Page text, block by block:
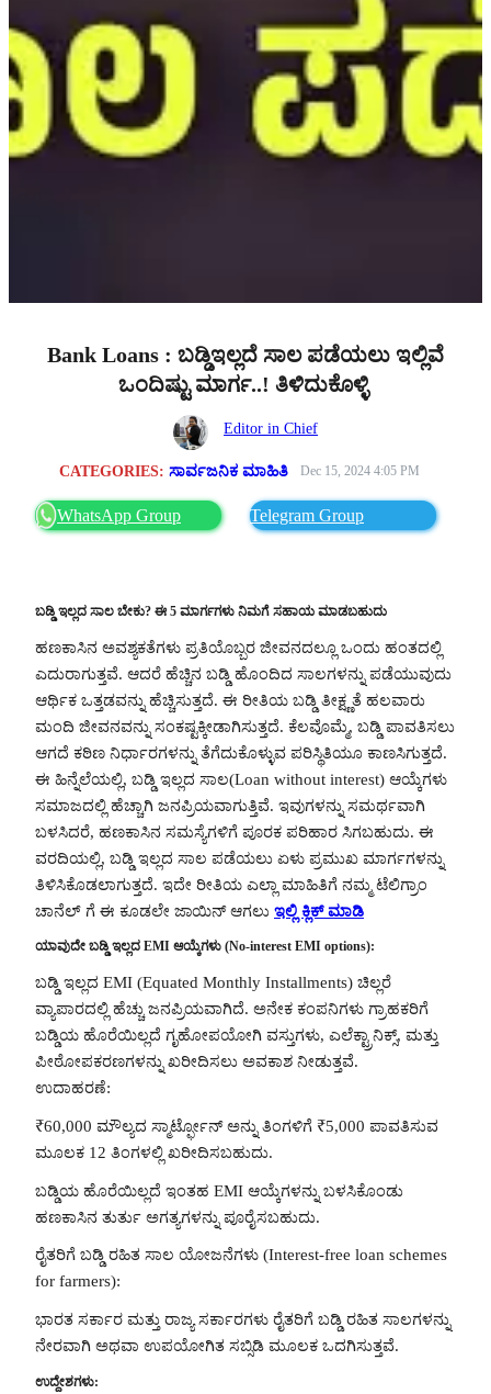
Bank Loans : ಬಡ್ಡಿಇಲ್ಲದೆ ಸಾಲ ಪಡೆಯಲು ಇಲ್ಲಿವೆ
ಒಂದಿಷ್ಟು ಮಾರ್ಗ..! ತಿಳಿದುಕೊಳ್ಳಿ
Editor in Chief
CATEGORIES:ಸಾರ್ವಜನಿಕ ಮಾಹಿತಿ Dec 15, 2024 4:05 PM
WhatsApp Group Telegram Group
ಬಡ್ಡಿ ಇಲ್ಲದ ಸಾಲ ಬೇಕು? ಈ 5 ಮಾರ್ಗಗಳು ನಿಮಗೆ ಸಹಾಯ ಮಾಡಬಹುದು
ಹಣಕಾಸಿನ ಅವಶ್ಯಕತೆಗಳು ಪ್ರತಿಯೊಬ್ಬರ ಜೀವನದಲ್ಲೂ ಒಂದು ಹಂತದಲ್ಲಿ
ಎದುರಾಗುತ್ತವೆ. ಆದರೆ ಹೆಚ್ಚಿನ ಬಡ್ಡಿ ಹೊಂದಿದ ಸಾಲಗಳನ್ನು ಪಡೆಯುವುದು
ಆರ್ಥಿಕ ಒತ್ತಡವನ್ನು ಹೆಚ್ಚಿಸುತ್ತದೆ. ಈ ರೀತಿಯ ಬಡ್ಡಿ ತೀಕ್ಷ್ಣತೆ ಹಲವಾರು
ಮಂದಿ ಜೀವನವನ್ನು ಸಂಕಷ್ಟಕ್ಕೀಡಾಗಿಸುತ್ತದೆ. ಕೆಲವೊಮ್ಮೆ, ಬಡ್ಡಿ ಪಾವತಿಸಲು
ಆಗದೆ ಕಠಿಣ ನಿರ್ಧಾರಗಳನ್ನು ತೆಗೆದುಕೊಳ್ಳುವ ಪರಿಸ್ಥಿತಿಯೂ ಕಾಣಸಿಗುತ್ತದೆ.
ಈ ಹಿನ್ನೆಲೆಯಲ್ಲಿ, ಬಡ್ಡಿ ಇಲ್ಲದ ಸಾಲ(Loan without interest) ಆಯ್ಕೆಗಳು
ಸಮಾಜದಲ್ಲಿ ಹೆಚ್ಚಾಗಿ ಜನಪ್ರಿಯವಾಗುತ್ತಿವೆ. ಇವುಗಳನ್ನು ಸಮರ್ಥವಾಗಿ
ಬಳಸಿದರೆ, ಹಣಕಾಸಿನ ಸಮಸ್ಯೆಗಳಿಗೆ ಪೂರಕ ಪರಿಹಾರ ಸಿಗಬಹುದು. ಈ
ವರದಿಯಲ್ಲಿ, ಬಡ್ಡಿ ಇಲ್ಲದ ಸಾಲ ಪಡೆಯಲು ಏಳು ಪ್ರಮುಖ ಮಾರ್ಗಗಳನ್ನು
ತಿಳಿಸಿಕೊಡಲಾಗುತ್ತದೆ. ಇದೇ ರೀತಿಯ ಎಲ್ಲಾ ಮಾಹಿತಿಗೆ ನಮ್ಮ ಟೆಲಿಗ್ರಾಂ
ಚಾನೆಲ್ ಗೆ ಈ ಕೂಡಲೇ ಜಾಯಿನ್ ಆಗಲು ಇಲ್ಲಿ ಕ್ಲಿಕ್ ಮಾಡಿ
ಯಾವುದೇ ಬಡ್ಡಿ ಇಲ್ಲದ EMI ಆಯ್ಕೆಗಳು (No-interest EMI options):
ಬಡ್ಡಿ ಇಲ್ಲದ EMI (Equated Monthly Installments) ಚಿಲ್ಲರೆ
ವ್ಯಾಪಾರದಲ್ಲಿ ಹೆಚ್ಚು ಜನಪ್ರಿಯವಾಗಿದೆ. ಅನೇಕ ಕಂಪನಿಗಳು ಗ್ರಾಹಕರಿಗೆ
ಬಡ್ಡಿಯ ಹೊರೆಯಿಲ್ಲದೆ ಗೃಹೋಪಯೋಗಿ ವಸ್ತುಗಳು, ಎಲೆಕ್ಟ್ರಾನಿಕ್ಸ್, ಮತ್ತು
ಪೀಠೋಪಕರಣಗಳನ್ನು ಖರೀದಿಸಲು ಅವಕಾಶ ನೀಡುತ್ತವೆ.
ಉದಾಹರಣೆ:
₹60,000 ಮೌಲ್ಯದ ಸ್ಮಾರ್ಟ್ಫೋನ್‌ ಅನ್ನು ತಿಂಗಳಿಗೆ ₹5,000 ಪಾವತಿಸುವ
ಮೂಲಕ 12 ತಿಂಗಳಲ್ಲಿ ಖರೀದಿಸಬಹುದು.
ಬಡ್ಡಿಯ ಹೊರೆಯಿಲ್ಲದೆ ಇಂತಹ EMI ಆಯ್ಕೆಗಳನ್ನು ಬಳಸಿಕೊಂಡು
ಹಣಕಾಸಿನ ತುರ್ತು ಅಗತ್ಯಗಳನ್ನು ಪೂರೈಸಬಹುದು.
ರೈತರಿಗೆ ಬಡ್ಡಿ ರಹಿತ ಸಾಲ ಯೋಜನೆಗಳು (Interest-free loan schemes
for farmers):
ಭಾರತ ಸರ್ಕಾರ ಮತ್ತು ರಾಜ್ಯ ಸರ್ಕಾರಗಳು ರೈತರಿಗೆ ಬಡ್ಡಿ ರಹಿತ ಸಾಲಗಳನ್ನು
ನೇರವಾಗಿ ಅಥವಾ ಉಪಯೋಗಿತ ಸಬ್ಸಿಡಿ ಮೂಲಕ ಒದಗಿಸುತ್ತವೆ.
ಉದ್ದೇಶಗಳು: